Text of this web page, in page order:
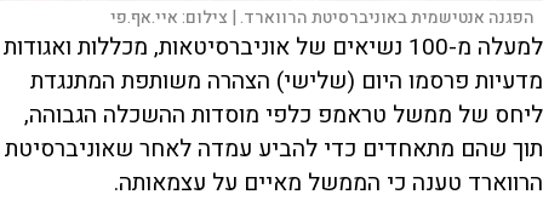
הפגנה אנטישמית באוניברסיטת הרווארד. | צילום:איי.אף.פי
למעלה מ-100 נשיאים של אוניברסיטאות, מכללות ואגודות
מדעיות פרסמו היום (שלישי) הצהרה משותפת המתנגדת
ליחס של ממשל טראמפ כלפי מוסדות ההשכלה הגבוהה,
תוך שהם מתאחדים כדי להביע עמדה לאחר שאוניברסיטת
הרווארד טענה כי הממשל מאיים על עצמאותה.